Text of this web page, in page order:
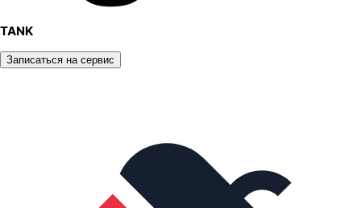
TANK
Записаться на сервис